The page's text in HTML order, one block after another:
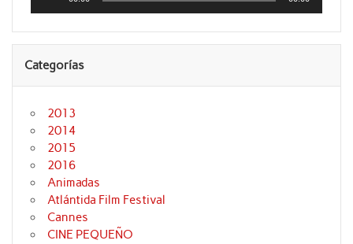
audio
Categorías
2013
2014
2015
2016
Animadas
Atlántida Film Festival
Cannes
CINE PEQUEÑO